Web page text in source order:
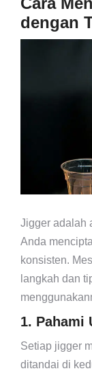
dengan
Jigger adalah
Anda
konsisten.
langkah dan
1. Pahami
Setiap jigger
ditandai di